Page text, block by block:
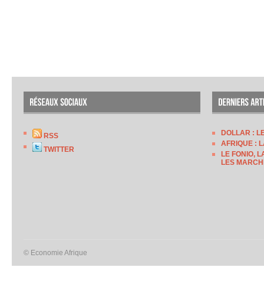
RSS
TWITTER
DOLLAR :
AFRIQUE :
LE FONIO,
LES
© Economie Afrique